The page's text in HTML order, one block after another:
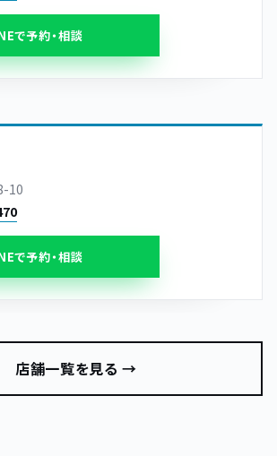
で予約・相談
10
で予約・相談
店舗一覧を見る →